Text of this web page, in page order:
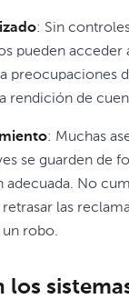
: Sin
pueden acceder
preocupaciones
rendición de
: Muchas
se guarden de
adecuada. No
las
un robo.
los